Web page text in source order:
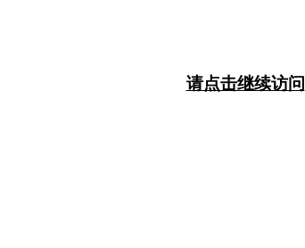
请点击继续访问